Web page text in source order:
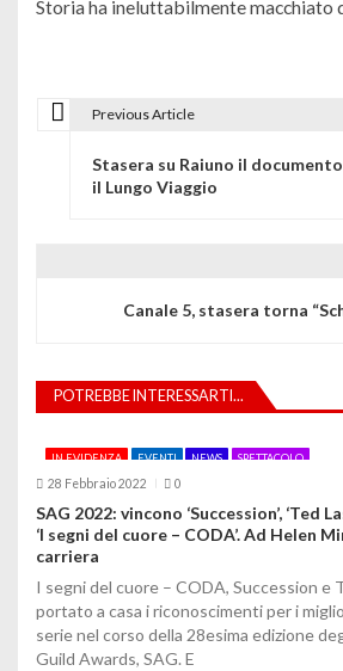
Storia ha ineluttabilmente macchiato
o
n
e
a
r
Previous Article
Stasera su Raiuno il
il Lungo Viaggio
Canale 5, stasera torna
POTREBBE INTERESSARTI...
IN EVIDENZA EVENTI NEWS SPETTACOLO
28 Febbraio 2022 0
SAG 2022: vincono ‘Succession’, ‘Ted
‘I segni del cuore – CODA’. Ad Helen
carriera
I segni del cuore – CODA, Succession e
portato a casa i riconoscimenti per i
serie nel corso della 28esima edizione
Guild Awards, SAG. E